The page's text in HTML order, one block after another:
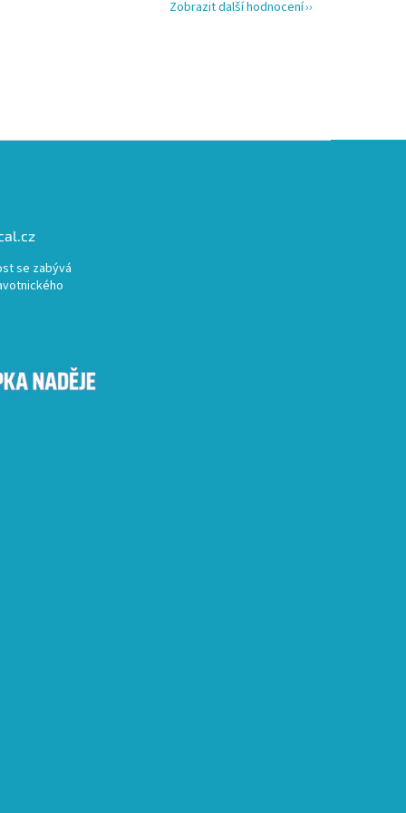
Zobrazit další hodnocení
se zabývá